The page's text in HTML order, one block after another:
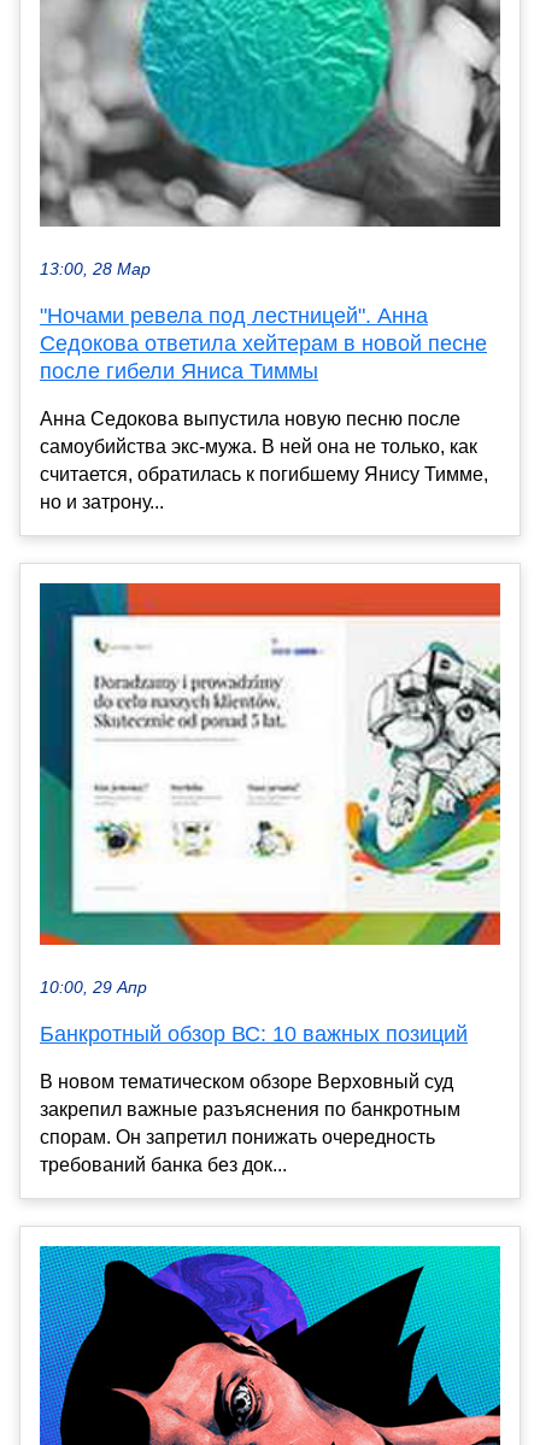
13:00, 28 Мар
"Ночами ревела под лестницей". Анна
Седокова ответила хейтерам в новой песне
после гибели Яниса Тиммы
Анна Седокова выпустила новую песню после
самоубийства экс-мужа. В ней она не только, как
считается, обратилась к погибшему Янису Тимме,
но и затрону...
10:00, 29 Апр
Банкротный обзор ВС: 10 важных позиций
В новом тематическом обзоре Верховный суд
закрепил важные разъяснения по банкротным
спорам. Он запретил понижать очередность
требований банка без док...